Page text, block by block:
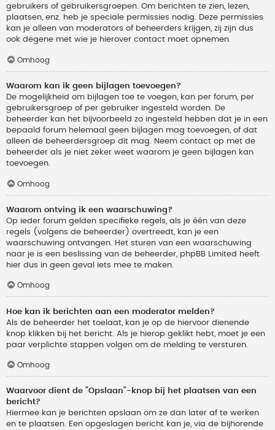
gebruikers of gebruikersgroepen. Om berichten te zien, lezen,
plaatsen, enz. heb je speciale permissies nodig. Deze permissies
kan je alleen van moderators of beheerders krijgen, zij zijn dus
ook degene met wie je hierover contact moet opnemen.
Omhoog
Waarom kan ik geen bijlagen toevoegen?
De mogelijkheid om bijlagen toe te voegen, kan per forum, per
gebruikersgroep of per gebruiker ingesteld worden. De
beheerder kan het bijvoorbeeld zo ingesteld hebben dat je in een
bepaald forum helemaal geen bijlagen mag toevoegen, of dat
alleen de beheerdersgroep dit mag. Neem contact op met de
beheerder als je niet zeker weet waarom je geen bijlagen kan
toevoegen.
Omhoog
Waarom ontving ik een waarschuwing?
Op ieder forum gelden specifieke regels, als je één van deze
regels (volgens de beheerder) overtreedt, kan je een
waarschuwing ontvangen. Het sturen van een waarschuwing
naar je is een beslissing van de beheerder, phpBB Limited heeft
hier dus in geen geval iets mee te maken.
Omhoog
Hoe kan ik berichten aan een moderator melden?
Als de beheerder het toelaat, kan je op de hiervoor dienende
knop klikken bij het bericht. Als je hierop geklikt hebt, moet je een
paar verplichte stappen volgen om de melding te versturen.
Omhoog
Waarvoor dient de "Opslaan"-knop bij het plaatsen van een
bericht?
Hiermee kan je berichten opslaan om ze dan later af te werken
en te plaatsen. Een opgeslagen bericht kan je, via de bijhorende